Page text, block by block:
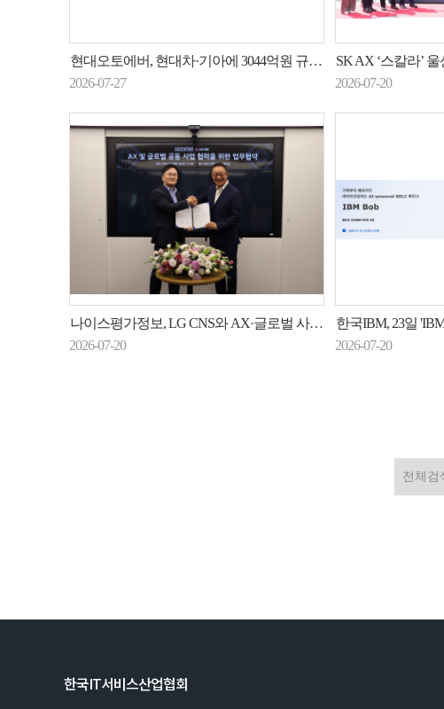
현대오토에버, 현대차·기아에 3044억원 규모 GPU 서버 공급
2026-07-27
SK AX ‘스칼라’ 울산캠
2026-07-20
나이스평가정보, LG CNS와 AX·글로벌 사업 맞손
2026-07-20
한국IBM, 23일 'IBM Bob' 웨비
2026-07-20
한국IT서비스산업협회